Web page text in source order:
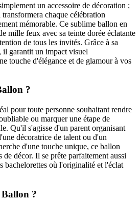
un accessoire de décoration ;
transformera chaque célébration
mémorable. Ce sublime ballon en
mille feux avec sa teinte dorée éclatante
de tous les invités. Grâce à sa
il garantit un impact visuel
touche d'élégance et de glamour à vos
?
pour toute personne souhaitant rendre
ou marquer une étape de
Qu'il s'agisse d'un parent organisant
décoratrice de talent ou d'un
d'une touche unique, ce ballon
de décor. Il se prête parfaitement aussi
bachelorettes où l'originalité et l'éclat
?